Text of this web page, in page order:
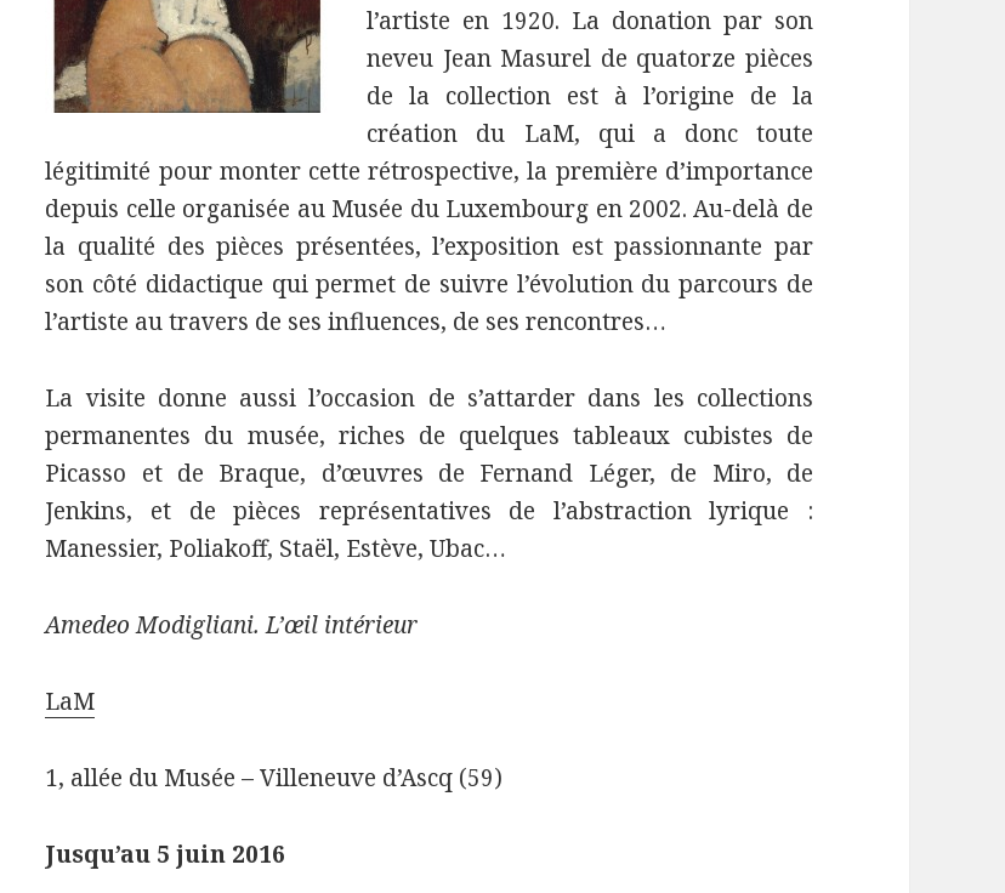
l’artiste en 1920. La donation par son
neveu Jean Masurel de quatorze pièces
de la collection est à l’origine de la
création du LaM, qui a donc toute
légitimité pour monter cette rétrospective, la première d’importance
depuis celle organisée au Musée du Luxembourg en 2002. Au-delà de
la qualité des pièces présentées, l’exposition est passionnante par
son côté didactique qui permet de suivre l’évolution du parcours de
l’artiste au travers de ses influences, de ses rencontres…
La visite donne aussi l’occasion de s’attarder dans les collections
permanentes du musée, riches de quelques tableaux cubistes de
Picasso et de Braque, d’œuvres de Fernand Léger, de Miro, de
Jenkins, et de pièces représentatives de l’abstraction lyrique :
Manessier, Poliakoff, Staël, Estève, Ubac…
Amedeo Modigliani. L’œil intérieur
LaM
1, allée du Musée – Villeneuve d’Ascq (59)
Jusqu’au 5 juin 2016